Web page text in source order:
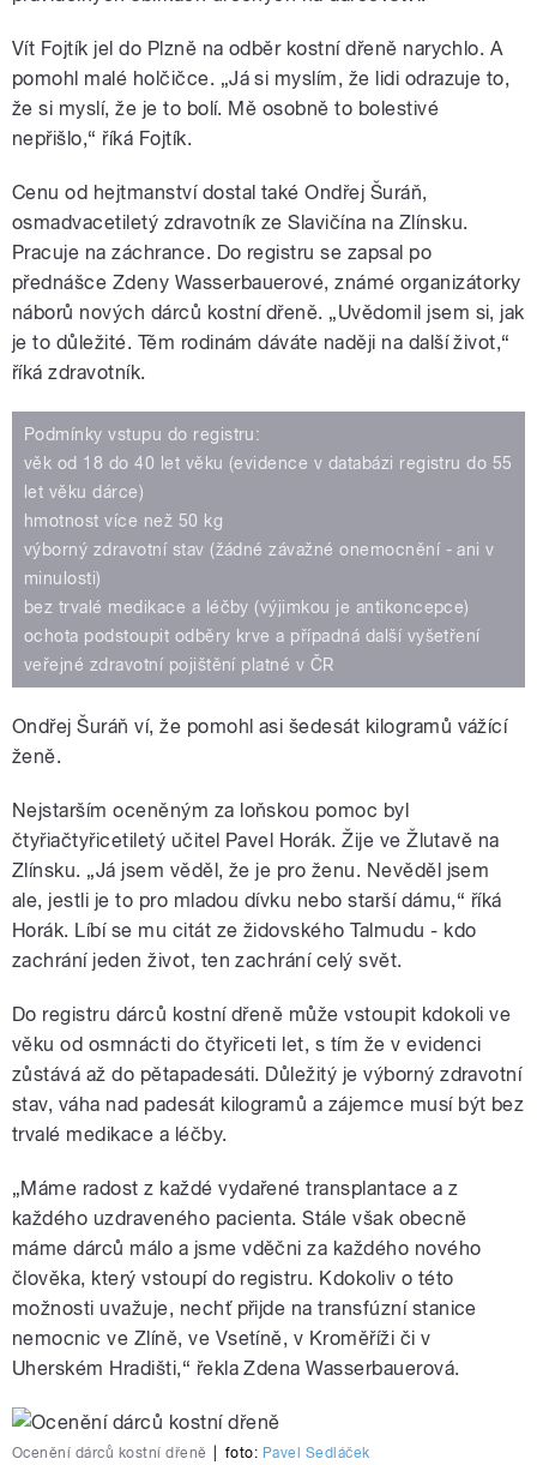
Vít Fojtík jel do Plzně na odběr kostní dřeně narychlo. A
pomohl malé holčičce. „Já si myslím, že lidi odrazuje to,
že si myslí, že je to bolí. Mě osobně to bolestivé
nepřišlo,“ říká Fojtík.
Cenu od hejtmanství dostal také Ondřej Šuráň,
osmadvacetiletý zdravotník ze Slavičína na Zlínsku.
Pracuje na záchrance. Do registru se zapsal po
přednášce Zdeny Wasserbauerové, známé organizátorky
náborů nových dárců kostní dřeně. „Uvědomil jsem si, jak
je to důležité. Těm rodinám dáváte naději na další život,“
říká zdravotník.
Podmínky vstupu do registru:
věk od 18 do 40 let věku (evidence v databázi registru do 55
let věku dárce)
hmotnost více než 50 kg
výborný zdravotní stav (žádné závažné onemocnění - ani v
minulosti)
bez trvalé medikace a léčby (výjimkou je antikoncepce)
ochota podstoupit odběry krve a případná další vyšetření
veřejné zdravotní pojištění platné v ČR
Ondřej Šuráň ví, že pomohl asi šedesát kilogramů vážící
ženě.
Nejstarším oceněným za loňskou pomoc byl
čtyřiačtyřicetiletý učitel Pavel Horák. Žije ve Žlutavě na
Zlínsku. „Já jsem věděl, že je pro ženu. Nevěděl jsem
ale, jestli je to pro mladou dívku nebo starší dámu,“ říká
Horák. Líbí se mu citát ze židovského Talmudu - kdo
zachrání jeden život, ten zachrání celý svět.
Do registru dárců kostní dřeně může vstoupit kdokoli ve
věku od osmnácti do čtyřiceti let, s tím že v evidenci
zůstává až do pětapadesáti. Důležitý je výborný zdravotní
stav, váha nad padesát kilogramů a zájemce musí být bez
trvalé medikace a léčby.
„Máme radost z každé vydařené transplantace a z
každého uzdraveného pacienta. Stále však obecně
máme dárců málo a jsme vděčni za každého nového
člověka, který vstoupí do registru. Kdokoliv o této
možnosti uvažuje, nechť přijde na transfúzní stanice
nemocnic ve Zlíně, ve Vsetíně, v Kroměříži či v
Uherském Hradišti,“ řekla Zdena Wasserbauerová.
Ocenění dárců kostní dřeně foto: Pavel Sedláček